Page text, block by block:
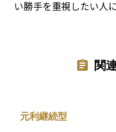
い勝手を重視したい人
関
元利継続型